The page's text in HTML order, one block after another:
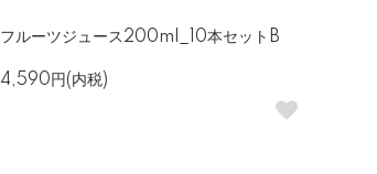
フルーツジュース200ml_10本セットB
4,590円(内税)